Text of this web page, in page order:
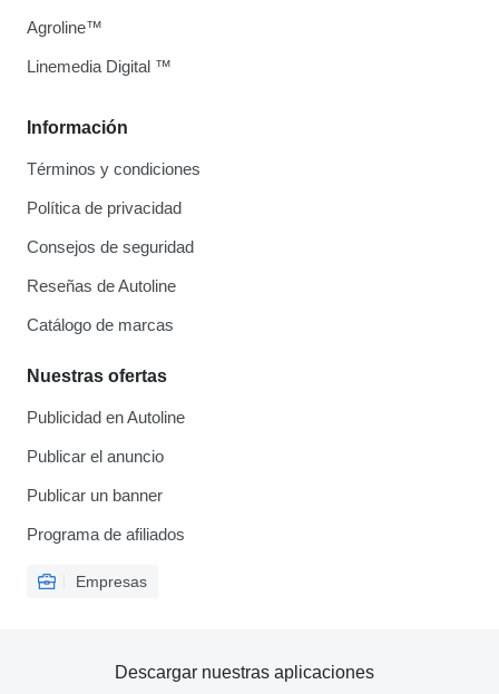
Información
Términos y condiciones
Política de privacidad
Consejos de seguridad
Reseñas de Autoline
Catálogo de marcas
Nuestras ofertas
Publicidad en Autoline
Publicar el anuncio
Publicar un banner
Programa de afiliados
Empresas
Agroline™
Linemedia Digital ™
Descargar nuestras aplicaciones